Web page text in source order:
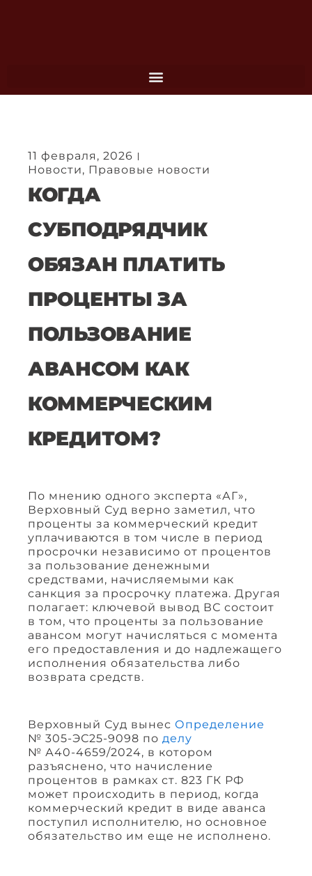
11 февраля, 2026
Новости, Правовые новости
КОГДА
СУБПОДРЯДЧИК
ОБЯЗАН ПЛАТИТЬ
ПРОЦЕНТЫ ЗА
ПОЛЬЗОВАНИЕ
АВАНСОМ КАК
КОММЕРЧЕСКИМ
КРЕДИТОМ?
По мнению одного эксперта «АГ»,
Верховный Суд верно заметил, что
проценты за коммерческий кредит
уплачиваются в том числе в период
просрочки независимо от процентов
за пользование денежными
средствами, начисляемыми как
санкция за просрочку платежа. Другая
полагает: ключевой вывод ВС состоит
в том, что проценты за пользование
авансом могут начисляться с момента
его предоставления и до надлежащего
исполнения обязательства либо
возврата средств.
Верховный Суд вынес Определение
№ 305-ЭС25-9098 по делу
№ А40-4659/2024, в котором
разъяснено, что начисление
процентов в рамках ст. 823 ГК РФ
может происходить в период, когда
коммерческий кредит в виде аванса
поступил исполнителю, но основное
обязательство им еще не исполнено.